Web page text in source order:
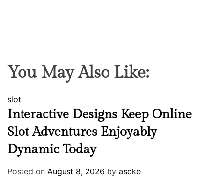
You May Also Like:
slot
Interactive Designs Keep Online
Slot Adventures Enjoyably
Dynamic Today
Posted on August 8, 2026 by asoke